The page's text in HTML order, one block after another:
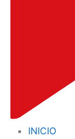
INICIO